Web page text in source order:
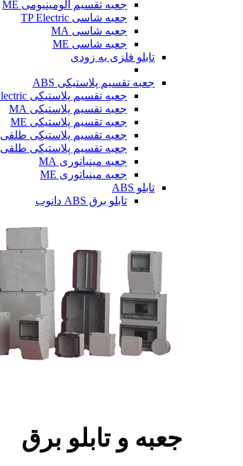
جعبه تقسیم آلومینیومی ME
جعبه شاسی TP Electric
جعبه شاسی MA
جعبه شاسی ME
تابلو فلزی به زودی
جعبه تقسیم پلاستیکی ABS
جعبه تقسیم پلاستیکی TP Electric
جعبه تقسیم پلاستیکی MA
جعبه تقسیم پلاستیکی ME
جعبه تقسیم پلاستیکی طلقی MA
جعبه تقسیم پلاستیکی طلقی ME
جعبه مینیاتوری MA
جعبه مینیاتوری ME
تابلو ABS
تابلو برق ABS دانوب
جعبه و تابلو برق